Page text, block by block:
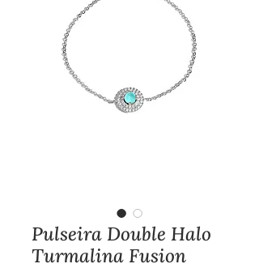
Pulseira Double Halo
Turmalina Fusion